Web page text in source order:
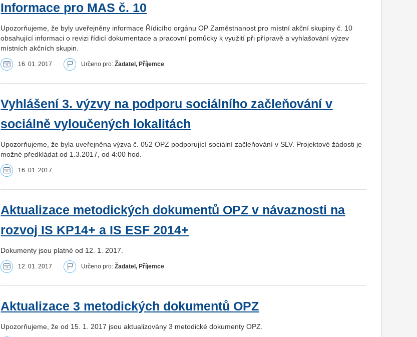
Informace pro MAS č. 10
Upozorňujeme, že byly uveřejněny informace Řídicího orgánu OP Zaměstnanost pro místní akční skupiny č. 10
obsahující informaci o revizi řídicí dokumentace a pracovní pomůcky k využití při přípravě a vyhlašování výzev
místních akčních skupin.
16. 01. 2017 Určeno pro:Žadatel, Příjemce
Vyhlášení 3. výzvy na podporu sociálního začleňování v
sociálně vyloučených lokalitách
Upozorňujeme, že byla uveřejněna výzva č. 052 OPZ podporující sociální začleňování v SLV. Projektové žádosti je
možné předkládat od 1.3.2017, od 4:00 hod.
16. 01. 2017
Aktualizace metodických dokumentů OPZ v návaznosti na
rozvoj IS KP14+ a IS ESF 2014+
Dokumenty jsou platné od 12. 1. 2017.
12. 01. 2017 Určeno pro:Žadatel, Příjemce
Aktualizace 3 metodických dokumentů OPZ
Upozorňujeme, že od 15. 1. 2017 jsou aktualizovány 3 metodické dokumenty OPZ.